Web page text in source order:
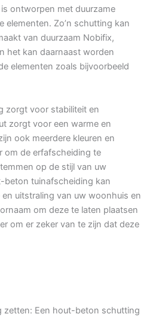
ontworpen met duurzame
elementen. Zo’n schutting kan
van duurzaam Nobifix,
het kan daarnaast worden
elementen zoals bijvoorbeeld
zorgt voor stabiliteit en
zorgt voor een warme en
ook meerdere kleuren en
om de erfafscheiding te
op de stijl van uw
beton tuinafscheiding kan
uitstraling van uw woonhuis en
om deze te laten plaatsen
om er zeker van te zijn dat deze
zetten: Een hout-beton schutting